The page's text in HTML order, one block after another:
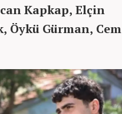
Kapkap, Elçin
Öykü Gürman, Cem